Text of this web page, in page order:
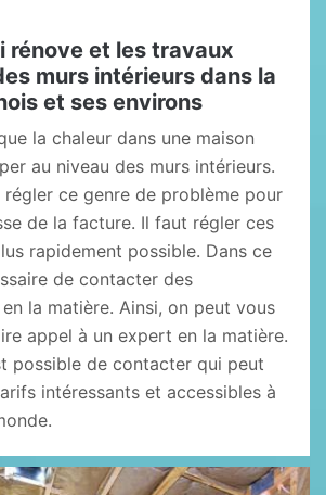
rénove et les travaux
murs intérieurs dans la
et ses environs
la chaleur dans une maison
au niveau des murs intérieurs.
ce genre de problème pour
de la facture. Il faut régler ces
rapidement possible. Dans ce
de contacter des
la matière. Ainsi, on peut vous
appel à un expert en la matière.
possible de contacter qui peut
intéressants et accessibles à